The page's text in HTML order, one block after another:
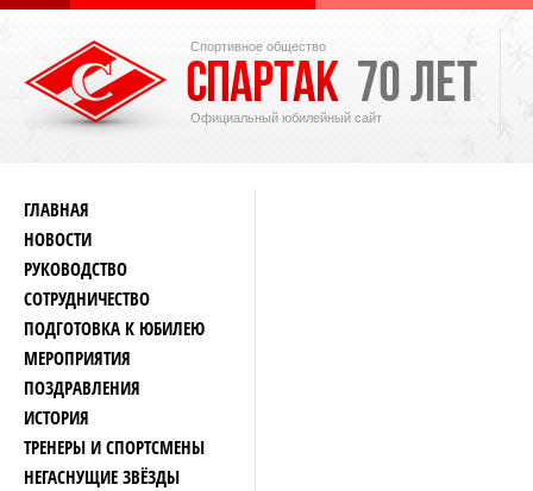
Спортивное общество
Официальный юбилейный сайт
ГЛАВНАЯ
НОВОСТИ
РУКОВОДСТВО
СОТРУДНИЧЕСТВО
ПОДГОТОВКА К ЮБИЛЕЮ
МЕРОПРИЯТИЯ
ПОЗДРАВЛЕНИЯ
ИСТОРИЯ
ТРЕНЕРЫ И СПОРТСМЕНЫ
НЕГАСНУЩИЕ ЗВЁЗДЫ